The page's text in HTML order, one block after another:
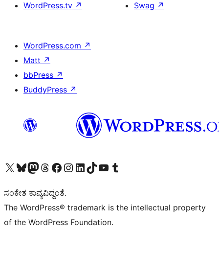
WordPress.tv ↗
Swag ↗
WordPress.com ↗
Matt ↗
bbPress ↗
BuddyPress ↗
Visit our X (formerly Twitter) account
Visit our Bluesky account
Visit our Mastodon account
Visit our Threads account
Visit our Facebook page
Visit our Instagram account
Visit our LinkedIn account
Visit our TikTok account
Visit our YouTube channel
Visit our Tumblr account
ಸಂಕೇತ ಕಾವ್ಯವಿದ್ದಂತೆ.
The WordPress® trademark is the intellectual property
of the WordPress Foundation.